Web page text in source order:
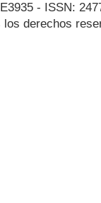
- ISSN:
los derechos